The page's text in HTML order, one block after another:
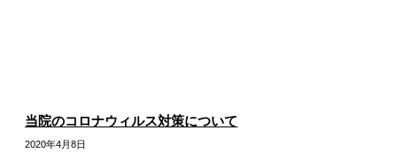
当院のコロナウィルス対策について
2020年4月8日